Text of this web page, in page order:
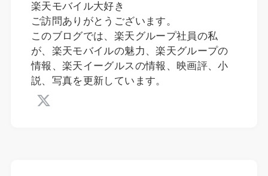
楽天モバイル大好き
ご訪問ありがとうございます。
このブログでは、楽天グループ社員の私
が、楽天モバイルの魅力、楽天グループの
情報、楽天イーグルスの情報、映画評、小
説、写真を更新しています。